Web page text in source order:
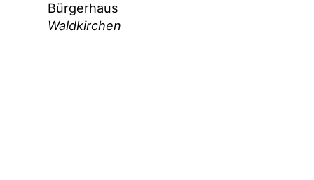
Bürgerhaus
Waldkirchen